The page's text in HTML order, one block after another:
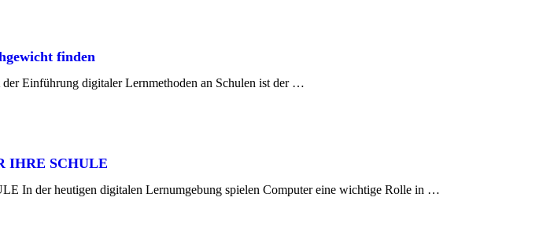
finden
Einführung digitaler Lernmethoden an Schulen ist der …
IHRE SCHULE
der heutigen digitalen Lernumgebung spielen Computer eine wichtige Rolle in …